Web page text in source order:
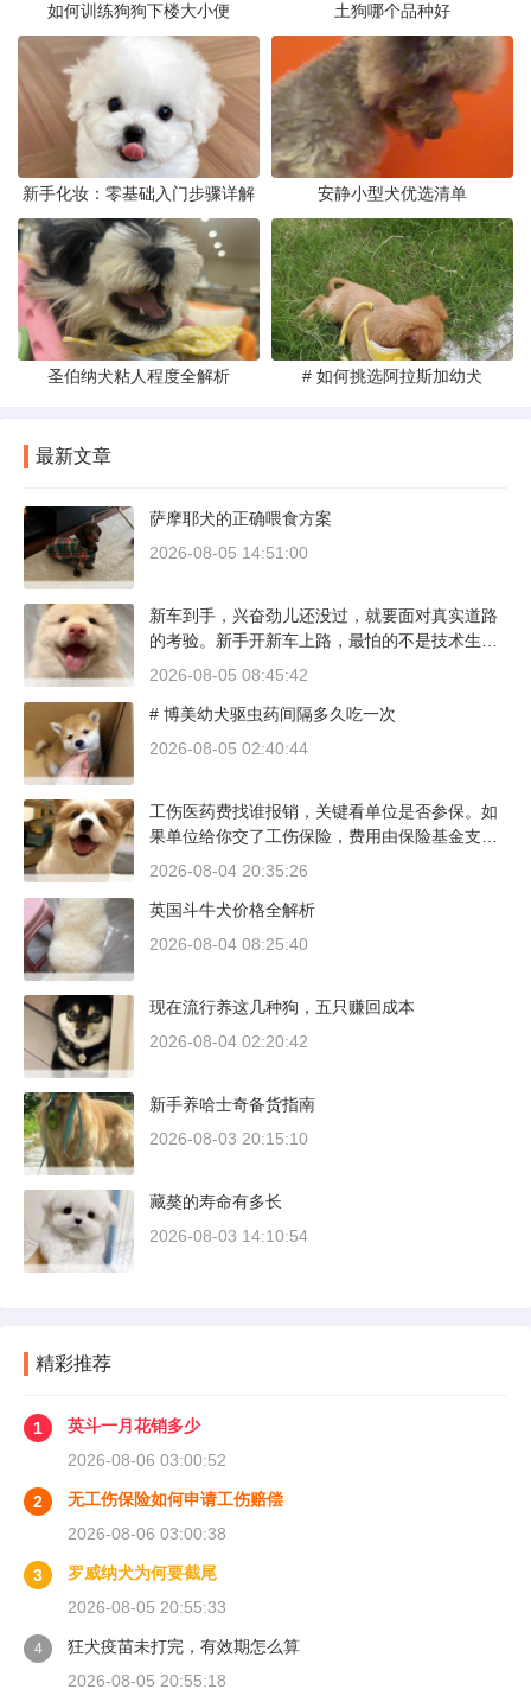
如何训练狗狗下楼大小便 土狗哪个品种好
新手化妆：零基础入门步骤详解 安静小型犬优选清单
圣伯纳犬粘人程度全解析 # 如何挑选阿拉斯加幼犬
最新文章
萨摩耶犬的正确喂食方案
2026-08-05 14:51:00
新车到手，兴奋劲儿还没过，就要面对真实道路
的考验。新手开新车上路，最怕的不是技术生
疏，而是对车况和路况的双重陌生。磨合期内，
不超过100公里，这不是老司机的保守，而是活
塞和气缸壁需要时间完成精细贴合。多数车型说
2026-08-05 08:45:42
# 博美幼犬驱虫药间隔多久吃一次
2026-08-05 02:40:44
工伤医药费找谁报销，关键看单位是否参保。如
果单位给你交了工伤保险，费用由保险基金支
付；要是单位没参保，那就由单位自己掏钱。很
又推给医保，两边扯皮耽误治疗。这篇就把这事
讲清楚。
2026-08-04 20:35:26
英国斗牛犬价格全解析
2026-08-04 08:25:40
现在流行养这几种狗，五只赚回成本
2026-08-04 02:20:42
新手养哈士奇备货指南
2026-08-03 20:15:10
藏獒的寿命有多长
2026-08-03 14:10:54
精彩推荐
1
英斗一月花销多少
2026-08-06 03:00:52
2
无工伤保险如何申请工伤赔偿
2026-08-06 03:00:38
3
罗威纳犬为何要截尾
2026-08-05 20:55:33
4
狂犬疫苗未打完，有效期怎么算
2026-08-05 20:55:18